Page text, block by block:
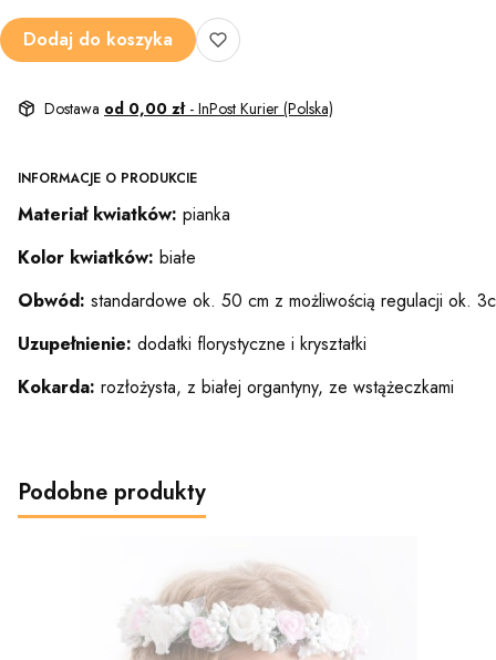
Dodaj do koszyka
Dostawa od 0,00 zł - InPost Kurier (Polska)
INFORMACJE O PRODUKCIE
Materiał kwiatków: pianka
Kolor kwiatków: białe
Obwód: standardowe ok. 50 cm z możliwością regulacji ok.
Uzupełnienie: dodatki florystyczne i kryształki
Kokarda: rozłożysta, z białej organtyny, ze wstążeczkami
Podobne produkty